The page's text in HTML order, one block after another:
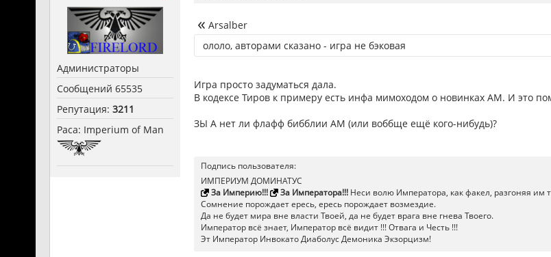
Администраторы
Сообщений 65535
Репутация: 3211
Раса: Imperium of Man
Arsalber
ололо, авторами сказано - игра не бэковая
Игра просто задуматься дала.
В кодексе Тиров к примеру есть инфа мимоходом о новинках АМ. И это
ЗЫ А нет ли флафф бибблии АМ (или воббще ещё кого-нибудь)?
Подпись пользователя:
ИМПЕРИУМ ДОМИНАТУС
За Империю!!!
За Императора!!!Неси волю Императора, как факел, разгоняя им
Сомнение порождает ересь, ересь порождает возмездие.
Да не будет мира вне власти Твоей, да не будет врага вне гнева Твоего.
Император всё знает, Император всё видит !!! Отвага и Честь !!!
Эт Император Инвокато Диаболус Демоника Экзорцизм!